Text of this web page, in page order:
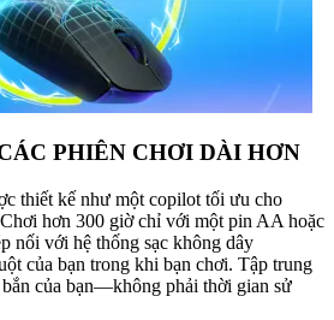
PHIÊN CHƠI DÀI HƠN
thiết kế như một copilot tối ưu cho
hơn 300 giờ chỉ với một pin AA hoặc
nối với hệ thống sạc không dây
của bạn trong khi bạn chơi. Tập trung
của bạn—không phải thời gian sử